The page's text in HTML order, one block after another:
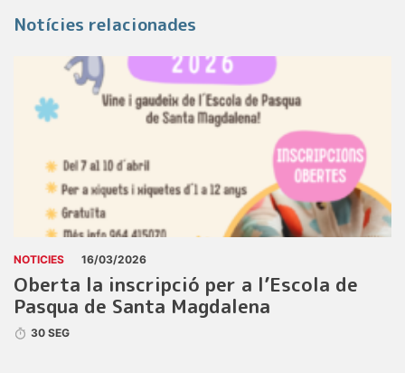
Notícies relacionades
NOTICIES 16/03/2026
Oberta la inscripció per a l’Escola de
Pasqua de Santa Magdalena
30 SEG